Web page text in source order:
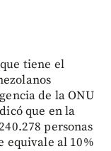
tiene el
de la ONU
que en la
personas
equivale al 10%